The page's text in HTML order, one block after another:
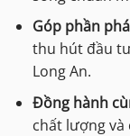
Góp phần
thu hút đầu
Long An.
Đồng hành
chất lượng và